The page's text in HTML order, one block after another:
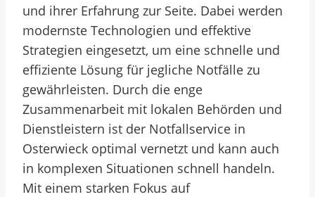
und ihrer Erfahrung zur Seite. Dabei werden
modernste Technologien und effektive
Strategien eingesetzt, um eine schnelle und
effiziente Lösung für jegliche Notfälle zu
gewährleisten. Durch die enge
Zusammenarbeit mit lokalen Behörden und
Dienstleistern ist der Notfallservice in
Osterwieck optimal vernetzt und kann auch
in komplexen Situationen schnell handeln.
Mit einem starken Fokus auf